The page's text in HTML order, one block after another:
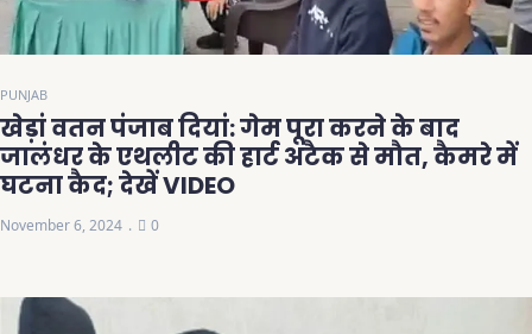
PUNJAB
खेड़ां वतन पंजाब दियां: गेम पूरा करने के बाद
जालंधर के एथलीट की हार्ट अटैक से मौत, कैमरे में
घटना कैद; देखें VIDEO
November 6, 2024 0